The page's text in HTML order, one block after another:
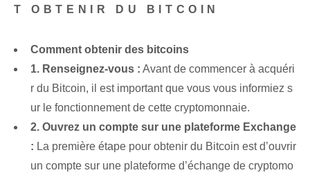
T OBTENIR DU BITCOIN
Comment obtenir des bitcoins
1. Renseignez-vous : Avant de commencer à acquéri
r du Bitcoin, il est important que vous vous informiez s
ur le fonctionnement de cette cryptomonnaie.
2. Ouvrez un compte sur une plateforme Exchange
: La première étape pour obtenir du Bitcoin est d’ouvrir
un compte sur une plateforme d’échange de cryptomo